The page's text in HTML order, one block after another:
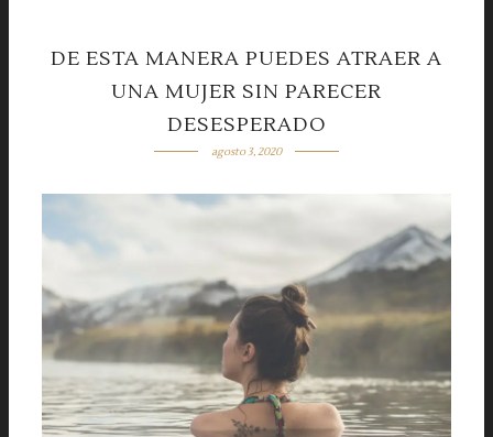
DE ESTA MANERA PUEDES ATRAER A
UNA MUJER SIN PARECER
DESESPERADO
agosto 3, 2020